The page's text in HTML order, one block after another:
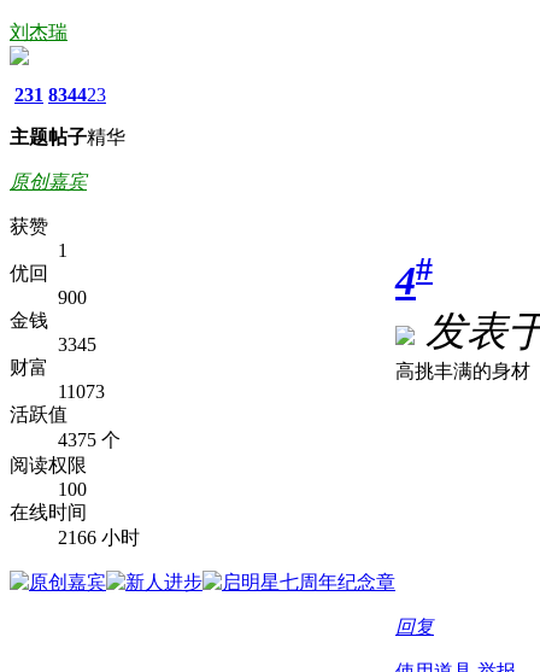
刘杰瑞
231
主题
8344
帖子
23
精华
原创嘉宾
获赞
1
优回
900
金钱
3345
财富
11073
活跃值
4375 个
阅读权限
100
在线时间
2166 小时
4#
发表
高挑丰满的身材
回复